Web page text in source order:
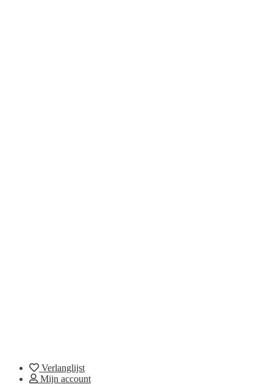
Verlanglijst
Mijn account